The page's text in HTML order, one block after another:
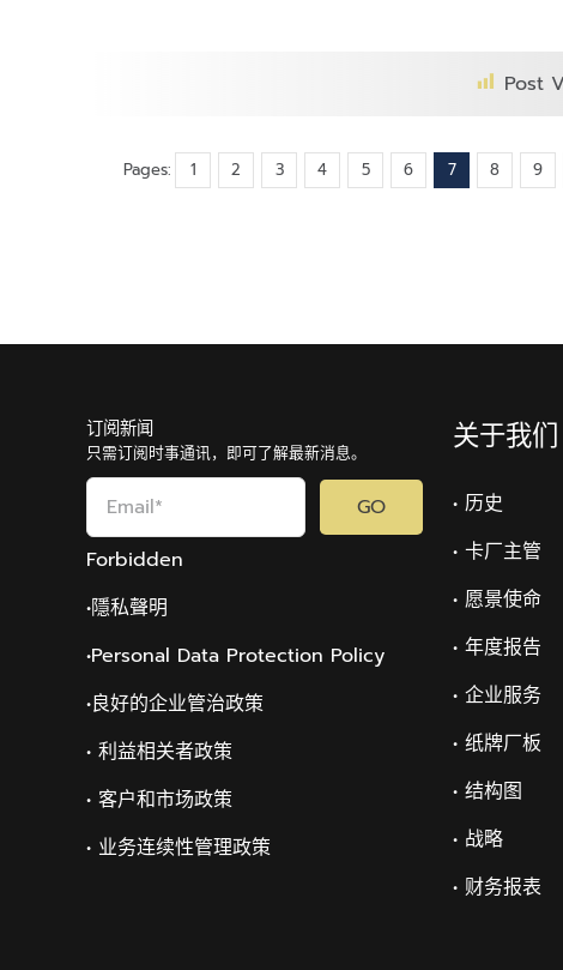
Post
Pages: 1 2 3 4 5 6 7 8 9
订阅新闻
只需订阅时事通讯，即可了解最新消息。
GO
Forbidden
•隱私聲明
•Personal Data Protection Policy
•良好的企业管治政策
• 利益相关者政策
• 客户和市场政策
• 业务连续性管理政策
关于我们
• 历史
• 卡厂主管
• 愿景使命
• 年度报告
• 企业服务
• 纸牌厂板
• 结构图
• 战略
• 财务报表